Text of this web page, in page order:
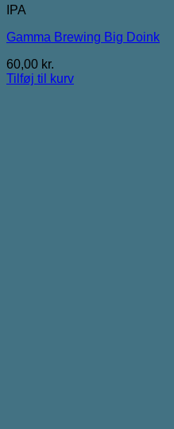
IPA
Gamma Brewing Big Doink
60,00 kr.
Tilføj til kurv